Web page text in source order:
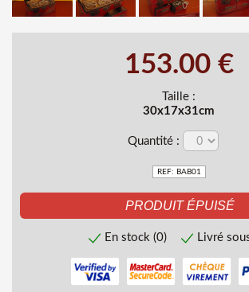
153.00 €
Taille :
30x17x31cm
Quantité :
REF: BAB01
En stock (0) Livré